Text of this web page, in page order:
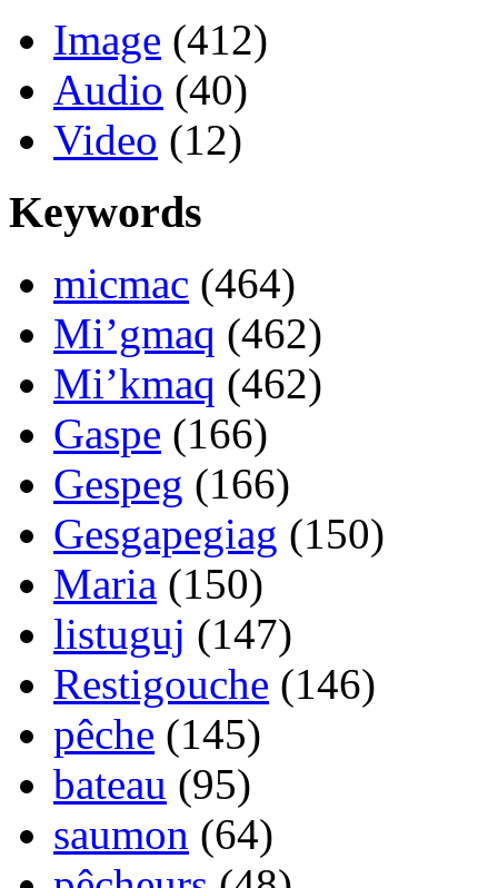
Image (412)
Audio (40)
Video (12)
Keywords
micmac (464)
Mi’gmaq (462)
Mi’kmaq (462)
Gaspe (166)
Gespeg (166)
Gesgapegiag (150)
Maria (150)
listuguj (147)
Restigouche (146)
pêche (145)
bateau (95)
saumon (64)